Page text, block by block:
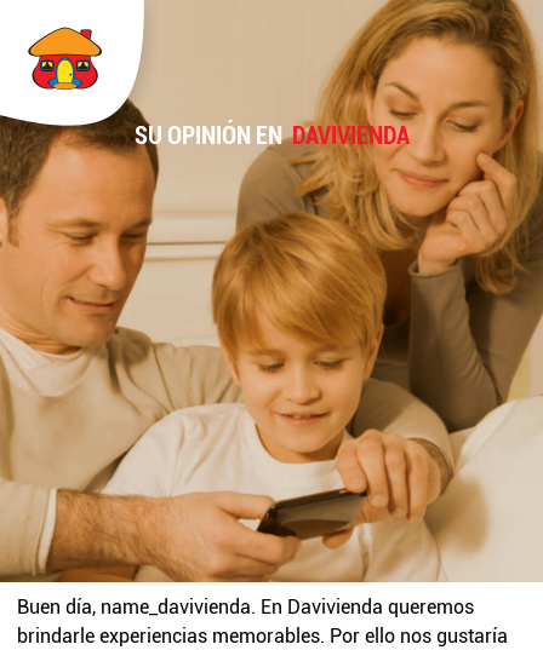
SU OPINIÓN ENDAVIVIENDA
Buen día, name_davivienda. En Davivienda queremos
brindarle experiencias memorables. Por ello nos gustaría